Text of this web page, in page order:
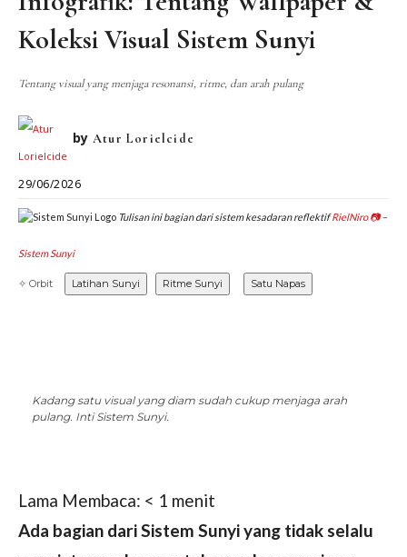
DIALEKTIKA SUNYI PEMBACAAN SUNYI
JEJAK SUNYI DI LUAR JEJAK SUNYI DALAM MUSIK
Koleksi Visual Sistem Sunyi
Tentang visual yang menjaga resonansi, ritme, dan arah pulang
by Atur Lorielcide
29/06/2026
Tulisan ini bagian dari sistem kesadaran reflektifRielNiro 📷–
Sistem Sunyi
✧ Orbit Latihan Sunyi Ritme Sunyi Satu Napas
Kadang satu visual yang diam sudah cukup menjaga arah
pulang. Inti Sistem Sunyi.
Lama Membaca: < 1 menit
Ada bagian dari Sistem Sunyi yang tidak selalu